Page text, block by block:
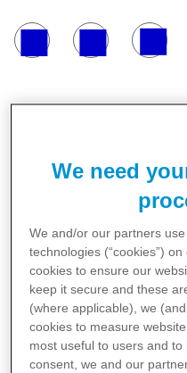
Uluslararası Kanser
metastatik meme
MBC† Challenge"
metastatik meme
ödüllendirecek.
kanseri hastalarına
sağlayabilmek
dolarlık bağışla
We need
We and/or our partners
technologies (“cookies”)
cookies to ensure our
keep it secure and these
(where applicable), we
cookies to measure
most useful to users and
consent, we and our